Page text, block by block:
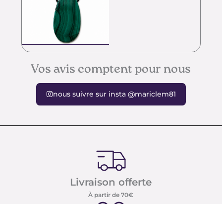
Vos avis comptent pour nous
nous suivre sur insta @mariclem81
Livraison offerte
À partir de 70€